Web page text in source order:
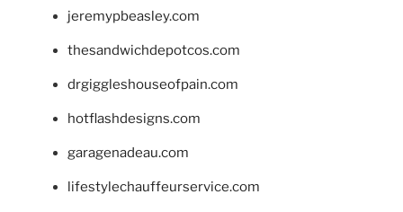
jeremypbeasley.com
thesandwichdepotcos.com
drgiggleshouseofpain.com
hotflashdesigns.com
garagenadeau.com
lifestylechauffeurservice.com